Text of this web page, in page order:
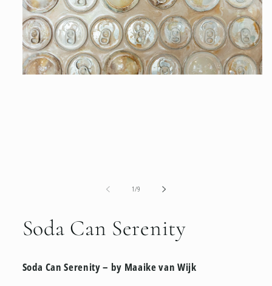
openen
in
modaal
1/van
9
Soda Can Serenity
Soda Can Serenity – by Maaike van Wijk